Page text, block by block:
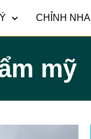
CHỈNH NHA
mỹ